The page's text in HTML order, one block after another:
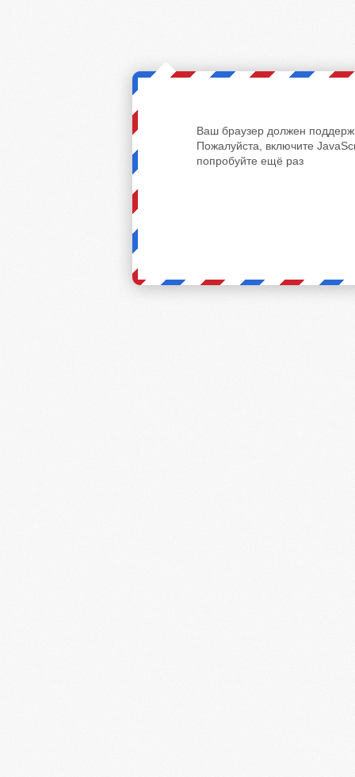
Ваш браузер должен
Пожалуйста, включите
попробуйте ещё раз